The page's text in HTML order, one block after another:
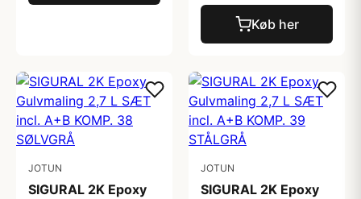
Køb her
JOTUN
SIGURAL 2K Epoxy
JOTUN
SIGURAL 2K Epoxy